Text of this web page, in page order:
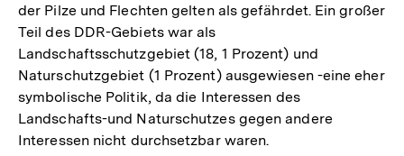
der Pilze und Flechten gelten als gefährdet. Ein großer
Teil des DDR-Gebiets war als
Landschaftsschutzgebiet (18, 1 Prozent) und
Naturschutzgebiet (1 Prozent) ausgewiesen -eine eher
symbolische Politik, da die Interessen des
Landschafts-und Naturschutzes gegen andere
Interessen nicht durchsetzbar waren.